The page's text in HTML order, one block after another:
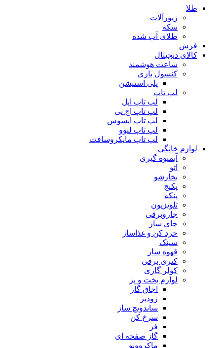
طلا
زیورآلات
سکه
طلای آب شده
فرش
کالای دیجیتال
ساعت هوشمند
کنسول بازی
پلی استیشن
لپ تاپ
لپ تاپ اپل
لپ تاپ اچ پی
لپ تاپ ایسوس
لپ تاپ لنوو
لپ تاپ مایکروسافت
لوازم خانگی
آبمیوه گیری
اتو
بخارشو
پکیج
پنکه
تلویزیون
جاروبرقی
چای ساز
خرد کن و غذاساز
سینک
قهوه ساز
کتری برقی
کولر گازی
لوازم پخت و پز
اجاق گاز
زودپز
ساندویچ ساز
سرخ کن
فر
گاز صفحه ای
ماکروویو